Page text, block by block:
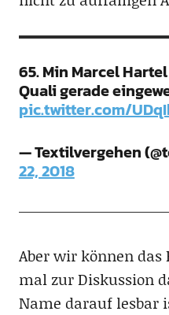
65. Min Marcel
Quali gerade
pic.twitter.com/
— Textilvergehen
22, 2018
Aber wir können
mal zur Diskussion
Name darauf lesbar